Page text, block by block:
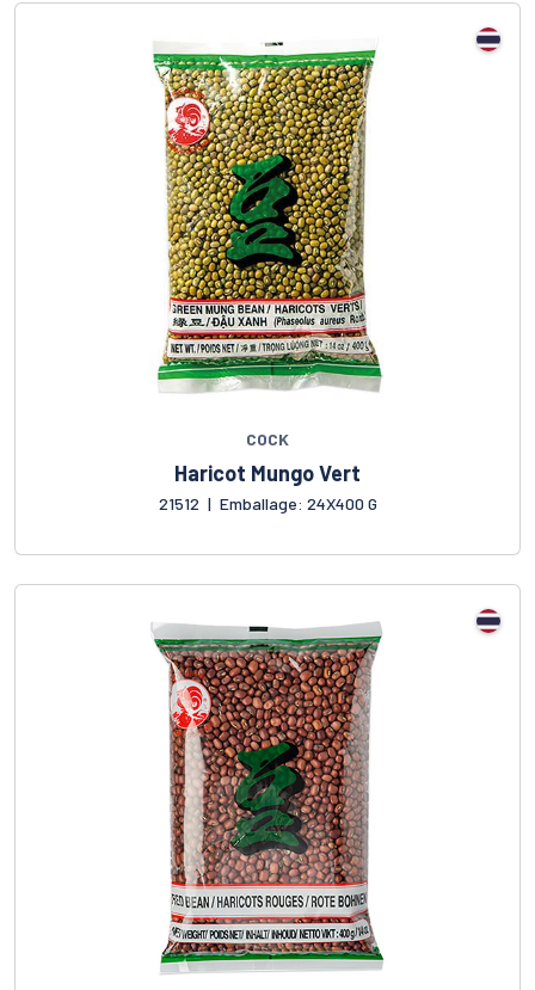
COCK
Haricot Mungo Vert
21512 | Emballage: 24X400 G